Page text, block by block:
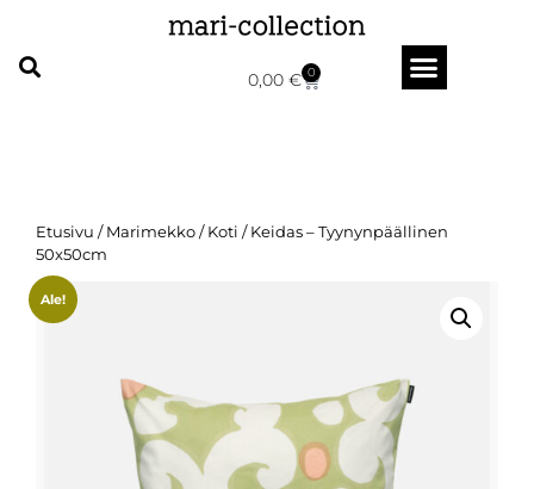
0,00 € 0
Etusivu /Marimekko/Koti / Keidas – Tyynynpäällinen
50x50cm
Ale!